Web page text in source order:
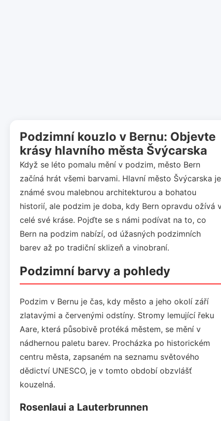
Podzimní kouzlo v Bernu: Objevte
krásy hlavního města Švýcarska
Když se léto pomalu mění v podzim, město Bern
začíná hrát všemi barvami. Hlavní město Švýcarska je
známé svou malebnou architekturou a bohatou
historií, ale podzim je doba, kdy Bern opravdu ožívá
celé své kráse. Pojďte se s námi podívat na to, co
Bern na podzim nabízí, od úžasných podzimních
barev až po tradiční sklizeň a vinobraní.
Podzimní barvy a pohledy
Podzim v Bernu je čas, kdy město a jeho okolí září
zlatavými a červenými odstíny. Stromy lemující řeku
Aare, která působivě protéká městem, se mění v
nádhernou paletu barev. Procházka po historickém
centru města, zapsaném na seznamu světového
dědictví UNESCO, je v tomto období obzvlášť
kouzelná.
Rosenlaui a Lauterbrunnen